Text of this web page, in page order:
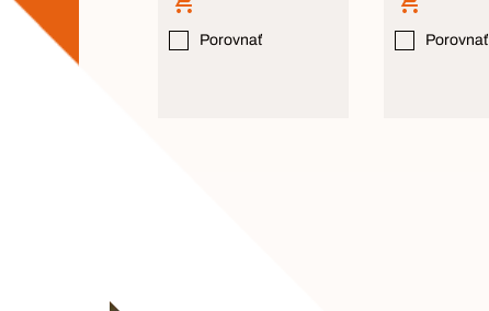
Porovnať Porovnať